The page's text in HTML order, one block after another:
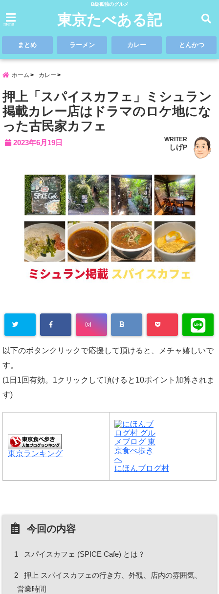
B級孤独のグルメ
menu 東京たべある記
まとめ ラーメン カレー とんかつ
ホーム カレー
押上「スパイスカフェ」ミシュラン
掲載カレー店はドラマのロケ地にな
った古民家カフェ
2023年6月19日 WRITER
しげP
以下のボタンクリックで応援して頂けると、メチャ嬉しいで
す。
(1日1回有効。1クリックして頂けると10ポイント加算されま
す)
東京ランキング
にほんブログ村
今回の内容
1 スパイスカフェ (SPICE Cafe) とは？
2
押上 スパイスカフェの行き方、外観、店内の雰囲気、
営業時間